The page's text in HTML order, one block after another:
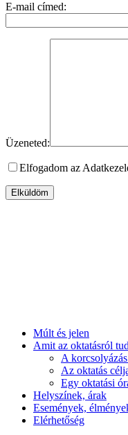
E-mail címed:
Üzeneted:
Elfogadom az
Múlt és jelen
Amit az oktatásról
A
Az oktatás
Egy oktatási
Helyszínek, árak
Események,
Elérhetőség